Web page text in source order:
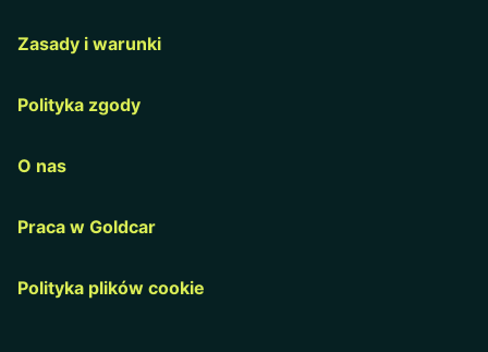
Zasady i warunki
Polityka zgody
O nas
Praca w Goldcar
Polityka plików cookie